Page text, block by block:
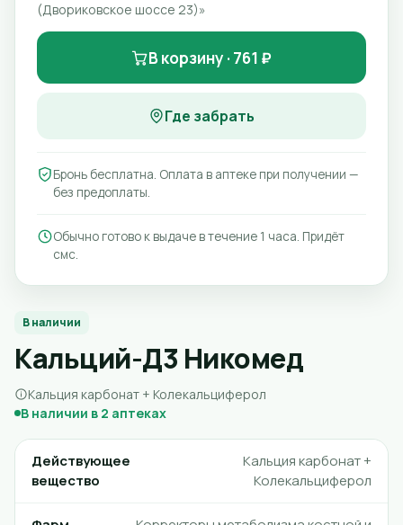
В наличии
Кальций-Д3 Никомед
Кальция карбонат + Колекальциферол
В наличии в 2 аптеках
Действующее
вещество
Кальция карбонат +
Колекальциферол
(Двориковское шоссе 23)»
В корзину · 761 ₽
Где забрать
Бронь бесплатна. Оплата в аптеке при получении —
без предоплаты.
Обычно готово к выдаче в течение 1 часа. Придёт
смс.